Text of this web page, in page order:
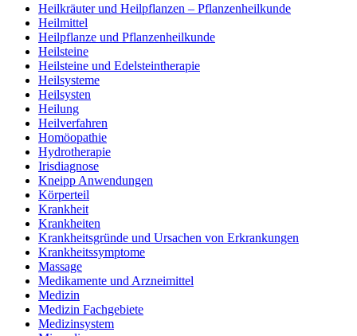
Heilkräuter und Heilpflanzen – Pflanzenheilkunde
Heilmittel
Heilpflanze und Pflanzenheilkunde
Heilsteine
Heilsteine und Edelsteintherapie
Heilsysteme
Heilsysten
Heilung
Heilverfahren
Homöopathie
Hydrotherapie
Irisdiagnose
Kneipp Anwendungen
Körperteil
Krankheit
Krankheiten
Krankheitsgründe und Ursachen von Erkrankungen
Krankheitssymptome
Massage
Medikamente und Arzneimittel
Medizin
Medizin Fachgebiete
Medizinsystem